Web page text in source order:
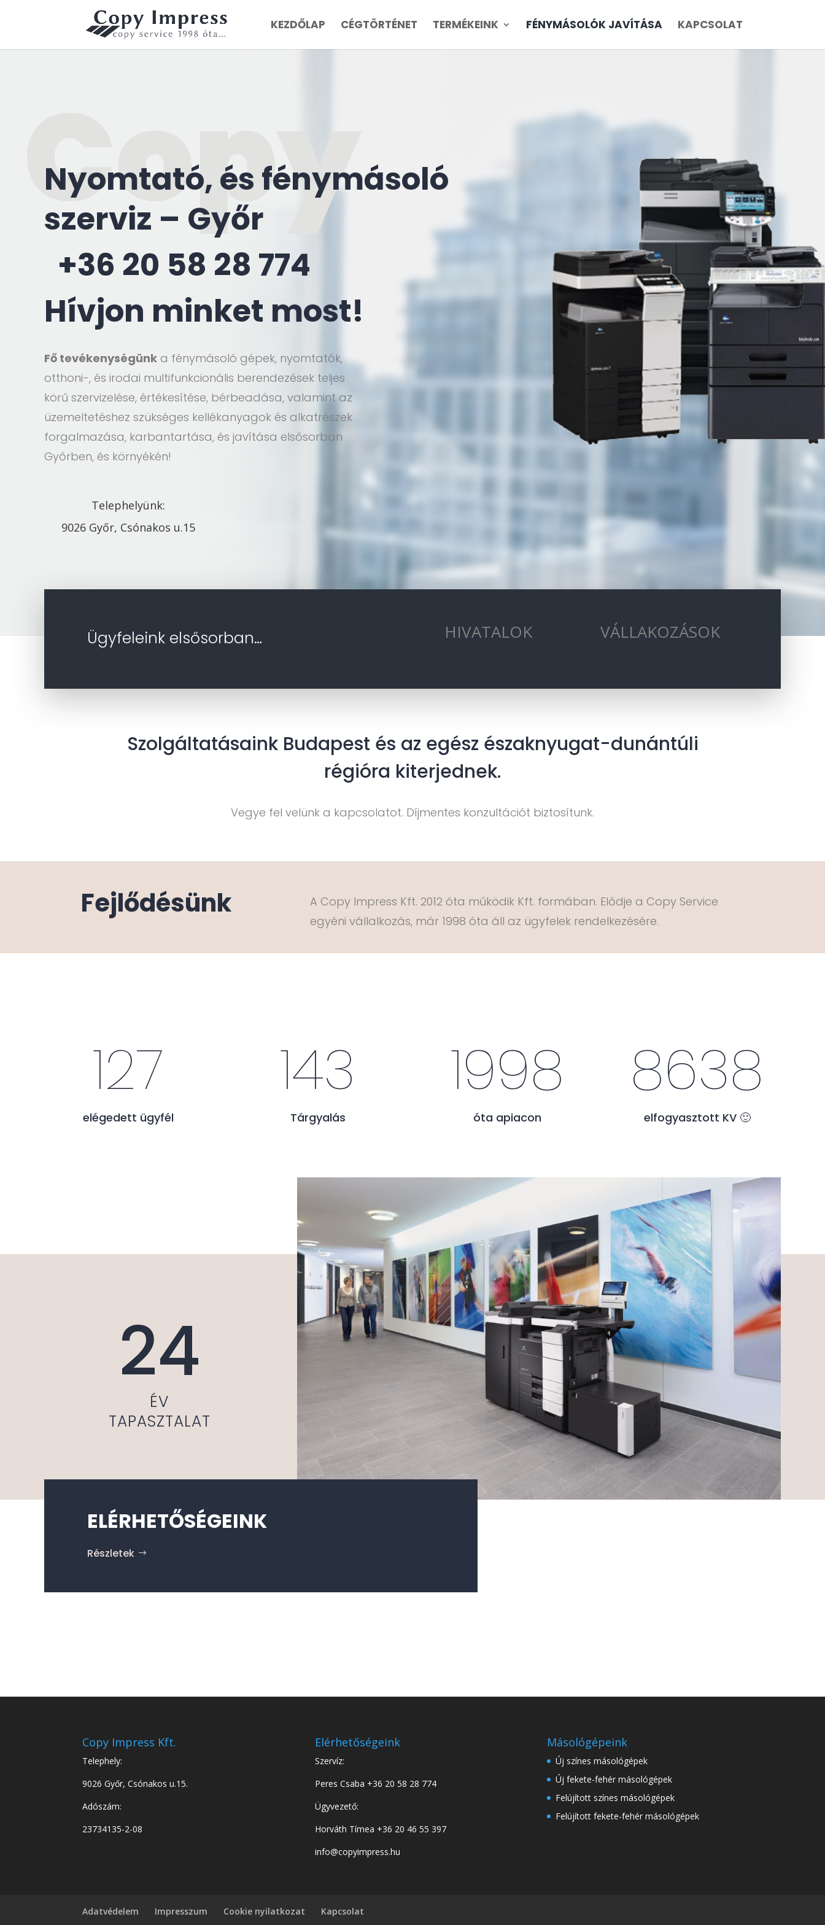
KEZDŐLAP CÉGTÖRTÉNET TERMÉKEINK FÉNYMÁSOLÓK JAVÍTÁSA KAPCSOLAT
Copy
Nyomtató, és fénymásoló
szerviz – Győr
+36 20 58 28 774
Hívjon minket most!
Fő tevékenységünk a fénymásoló gépek, nyomtatók,
otthoni-, és irodai multifunkcionális berendezések teljes
körű szervizelése, értékesítése, bérbeadása, valamint az
üzemeltetéshez szükséges kellékanyagok és alkatrészek
forgalmazása, karbantartása, és javítása elsősorban
Győrben, és környékén!
Telephelyünk:
9026 Győr, Csónakos u.15
Ügyfeleink elsősorban… HIVATALOK VÁLLAKOZÁSOK
Szolgáltatásaink Budapest és az egész északnyugat-dunántúli
régióra kiterjednek.
Vegye fel velünk a kapcsolatot. Díjmentes konzultációt biztosítunk.
Fejlődésünk
A Copy Impress Kft. 2012 óta működik Kft. formában. Elődje a Copy Service
egyéni vállalkozás, már 1998 óta áll az ügyfelek rendelkezésére.
127
elégedett ügyfél
143
Tárgyalás
1998
óta apiacon
8638
elfogyasztott KV 🙂
24
ÉV
TAPASZTALAT
ELÉRHETŐSÉGEINK
Részletek
Copy Impress Kft.
Telephely:
9026 Győr, Csónakos u.15.
Adószám:
23734135-2-08
Elérhetőségeink
Szervíz:
Peres Csaba +36 20 58 28 774
Ügyvezető:
Horváth Tímea +36 20 46 55 397
info@copyimpress.hu
Másológépeink
Új színes másológépek
Új fekete-fehér másológépek
Felújított színes másológépek
Felújított fekete-fehér másológépek
Adatvédelem Impresszum Cookie nyilatkozat Kapcsolat